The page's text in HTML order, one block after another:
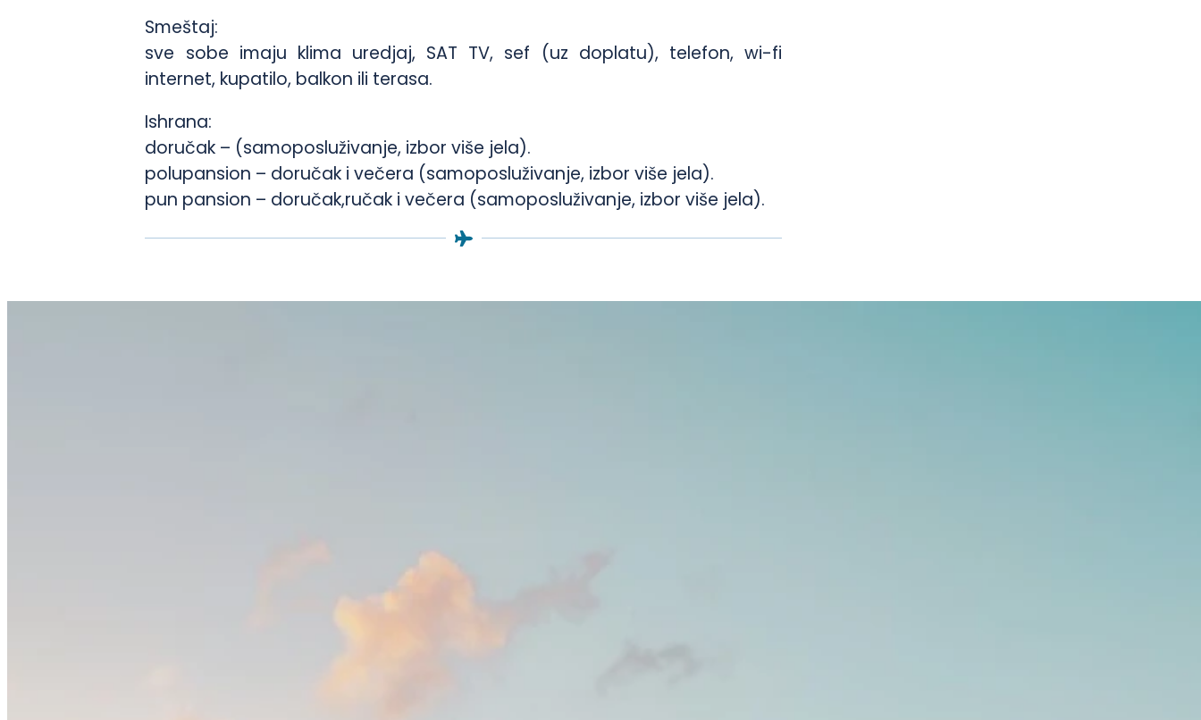
Smeštaj:
sve sobe imaju klima uredjaj, SAT TV, sef (uz doplatu), telefon, wi-fi
internet, kupatilo, balkon ili terasa.
Ishrana:
doručak – (samoposluživanje, izbor više jela).
polupansion – doručak i večera (samoposluživanje, izbor više jela).
pun pansion – doručak,ručak i večera (samoposluživanje, izbor više jela).